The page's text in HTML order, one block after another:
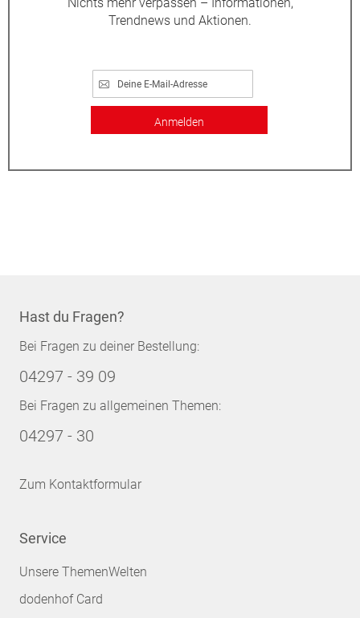
Trendnews und Aktionen.
Anmelden
Hast du Fragen?
Bei Fragen zu deiner Bestellung:
04297 - 39 09
Bei Fragen zu allgemeinen Themen:
04297 - 30
Zum Kontaktformular
Service
Unsere ThemenWelten
dodenhof Card